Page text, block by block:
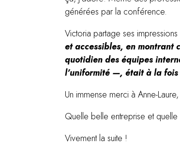
générées par la conférence.
Victoria partage ses impressions
et accessibles, en montrant
quotidien des équipes
l’uniformité —, était à la
Un immense merci à Anne-
Quelle belle entreprise et
Vivement la suite !